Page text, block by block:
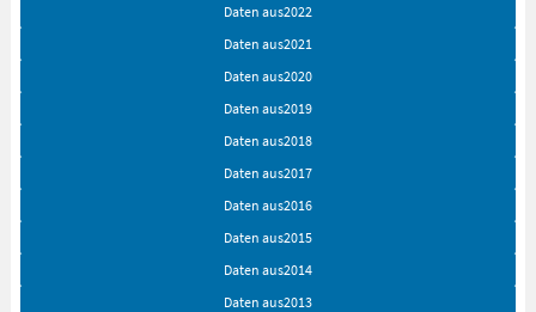
Daten aus2022
Daten aus2021
Daten aus2020
Daten aus2019
Daten aus2018
Daten aus2017
Daten aus2016
Daten aus2015
Daten aus2014
Daten aus2013